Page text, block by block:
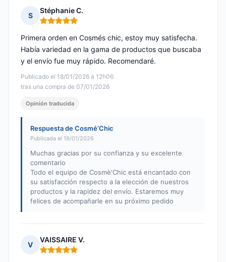
S
Stéphanie C.
Nota: 5 de 5
Publicado el 18/01/2026 à 12h06
tras una compra de 07/01/2026
Primera orden en Cosmés chic, estoy muy satisfecha.
Había variedad en la gama de productos que buscaba
y el envío fue muy rápido. Recomendaré.
Opinión traducida
Respuesta de Cosmé’Chic
Publicada el 19/01/2026
Muchas gracias por su confianza y su excelente
comentario
Todo el equipo de Cosmè'Chic está encantado con
su satisfacción respecto a la elección de nuestros
productos y la rapidez del envío. Estaremos muy
felices de acompañarle en su próximo pedido
V
VAISSAIRE V.
Nota: 5 de 5